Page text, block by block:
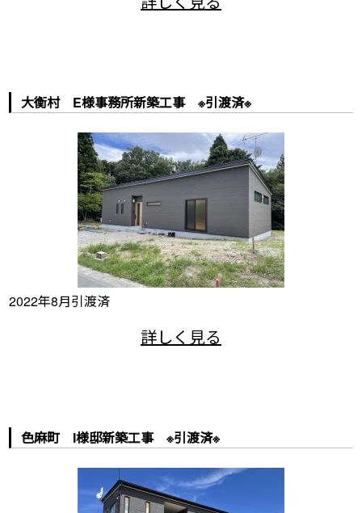
大衡村 E様事務所新築工事 ※引渡済※
2022年8月引渡済
色麻町 I様邸新築工事 ※引渡済※